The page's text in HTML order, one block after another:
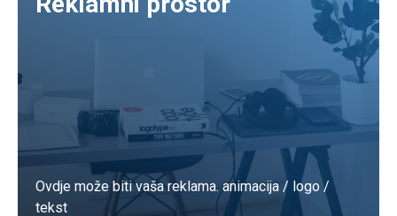
Ovdje može biti vaša reklama. animacija / logo /
tekst